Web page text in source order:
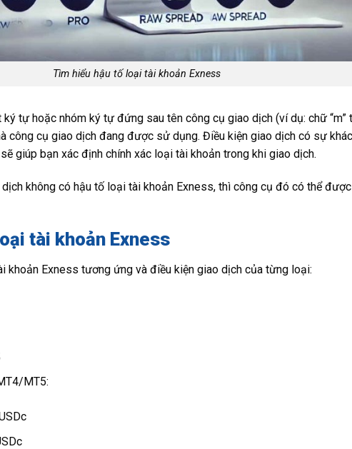
Tìm hiểu hậu tố loại tài khoản Exness
tự hoặc nhóm ký tự đứng sau tên công cụ giao dịch (ví dụ: chữ “m”
công cụ giao dịch đang được sử dụng. Điều kiện giao dịch có sự
giúp bạn xác định chính xác loại tài khoản trong khi giao dịch.
dịch không có hậu tố loại tài khoản Exness, thì công cụ đó có thể
tài khoản Exness
khoản Exness tương ứng và điều kiện giao dịch của từng loại:
MT5: